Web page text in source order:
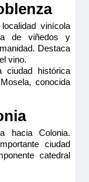
vinícola
de viñedos y
Destaca
vino.
ciudad histórica
conocida
hacia Colonia.
ciudad
catedral